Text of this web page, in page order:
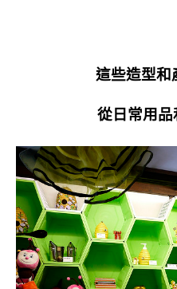
這些造型和
從日常用